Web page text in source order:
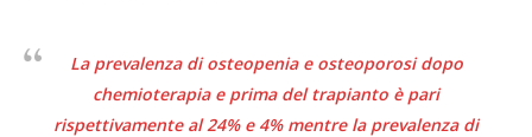
La prevalenza di osteopenia e osteoporosi dopo
chemioterapia e prima del trapianto è pari
rispettivamente al 24% e 4% mentre la prevalenza di